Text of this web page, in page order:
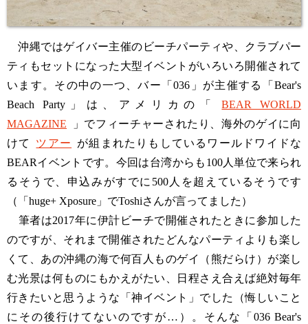
沖縄ではゲイバー主催のビーチパーティや、クラブパー
ティもセットになった大型イベントがいろいろ開催されて
います。その中の一つ、バー「036」が主催する「Bear's
Beach Party」は、アメリカの「
BEAR WORLD
MAGAZINE
」でフィーチャーされたり、海外のゲイに向
けて
ツアー
が組まれたりもしているワールドワイドな
BEARイベントです。今回は台湾からも100人単位で来られ
るそうで、申込みがすでに500人を超えているそうです
（「huge+ Xposure」でToshiさんが言ってました）
筆者は2017年に伊計ビーチで開催されたときに参加した
のですが、それまで開催されたどんなパーティよりも楽し
くて、あの沖縄の海で何百人ものゲイ（熊だらけ）が楽し
む光景は何ものにもかえがたい、日程さえ合えば絶対毎年
行きたいと思うような「神イベント」でした（悔しいこと
にその後行けてないのですが…）。そんな「036 Bear's